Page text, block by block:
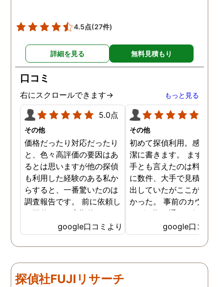
4.5点(27件)
詳細を見る 無料見積もり
口コミ
右にスクロールできます→ もっと見る
5.0点
その他
価格だったり対応だったり
と、色々高評価の要因はあ
るとは思いますが他の探偵
も利用した経験のある私か
らすると、一番驚いたのは
調査報告です。 前に依頼し
た探偵では、定期的にまと
めて報告がくる為なかなか
実際の現状を把握するのが
難しかったですが、ここは
来ていました。 担当の人も
丁寧で報告内容もわかりや
google口コミより
その他
初めて探偵利用。感想を
潔に書きます。 まず、
手とも言えたのは料金。
に数件、大手で見積もり
出していたがここが一番
かった。 事前のカウン
ングの際の通りの価格で
途中での追加料金なども
く安心してお任せできた
由のひとつ。 かと言っ
く、むしろ期待以上に細
google口コミ
探偵社FUJIリサーチ